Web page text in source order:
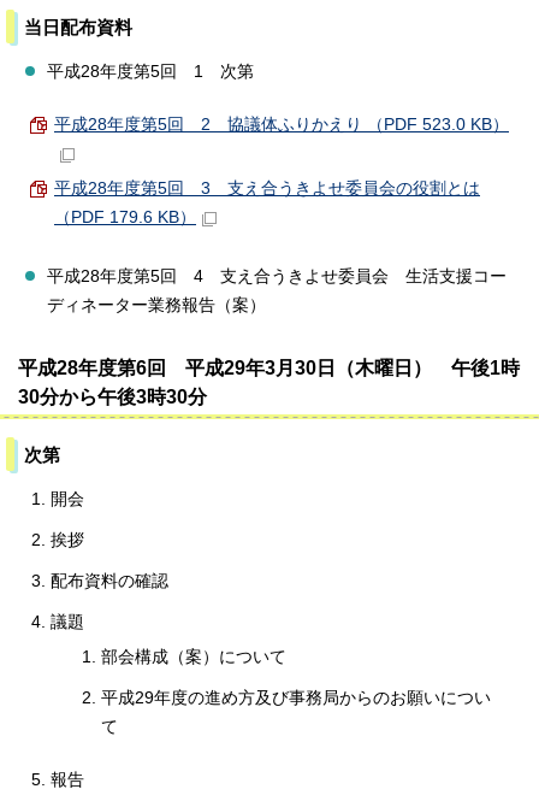
当日配布資料
平成28年度第5回 1 次第
平成28年度第5回 2 協議体ふりかえり （PDF 523.0 KB）
平成28年度第5回 3 支え合うきよせ委員会の役割とは
（PDF 179.6 KB）
平成28年度第5回 4 支え合うきよせ委員会 生活支援コー
ディネーター業務報告（案）
平成28年度第6回 平成29年3月30日（木曜日） 午後1時
30分から午後3時30分
次第
開会
挨拶
配布資料の確認
議題
部会構成（案）について
平成29年度の進め方及び事務局からのお願いについ
て
報告